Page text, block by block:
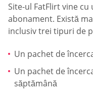
Site-ul FatFlirt vine
abonament. Există
inclusiv trei tipuri de
Un pachet de
Un pachet de
săptămână